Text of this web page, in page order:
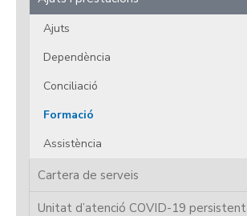
Ajuts
Dependència
Conciliació
Formació
Assistència
Cartera de serveis
Unitat d’atenció COVID-19 persistent